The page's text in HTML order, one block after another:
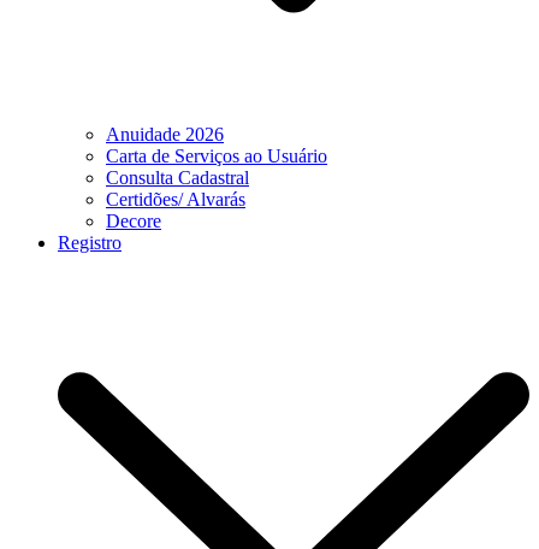
Anuidade 2026
Carta de Serviços ao Usuário
Consulta Cadastral
Certidões/ Alvarás
Decore
Registro